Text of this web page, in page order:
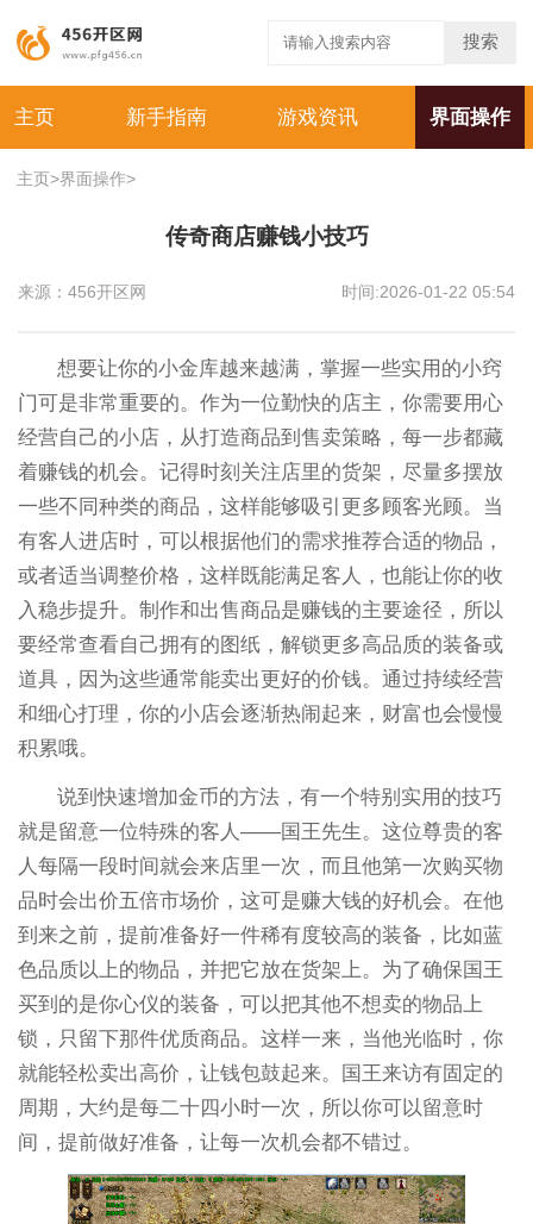
搜索
主页 新手指南 游戏资讯 界面操作
主页>界面操作>
传奇商店赚钱小技巧
来源：456开区网 时间:2026-01-22 05:54
想要让你的小金库越来越满，掌握一些实用的小窍
门可是非常重要的。作为一位勤快的店主，你需要用心
经营自己的小店，从打造商品到售卖策略，每一步都藏
着赚钱的机会。记得时刻关注店里的货架，尽量多摆放
一些不同种类的商品，这样能够吸引更多顾客光顾。当
有客人进店时，可以根据他们的需求推荐合适的物品，
或者适当调整价格，这样既能满足客人，也能让你的收
入稳步提升。制作和出售商品是赚钱的主要途径，所以
要经常查看自己拥有的图纸，解锁更多高品质的装备或
道具，因为这些通常能卖出更好的价钱。通过持续经营
和细心打理，你的小店会逐渐热闹起来，财富也会慢慢
积累哦。
说到快速增加金币的方法，有一个特别实用的技巧
就是留意一位特殊的客人——国王先生。这位尊贵的客
人每隔一段时间就会来店里一次，而且他第一次购买物
品时会出价五倍市场价，这可是赚大钱的好机会。在他
到来之前，提前准备好一件稀有度较高的装备，比如蓝
色品质以上的物品，并把它放在货架上。为了确保国王
买到的是你心仪的装备，可以把其他不想卖的物品上
锁，只留下那件优质商品。这样一来，当他光临时，你
就能轻松卖出高价，让钱包鼓起来。国王来访有固定的
周期，大约是每二十四小时一次，所以你可以留意时
间，提前做好准备，让每一次机会都不错过。